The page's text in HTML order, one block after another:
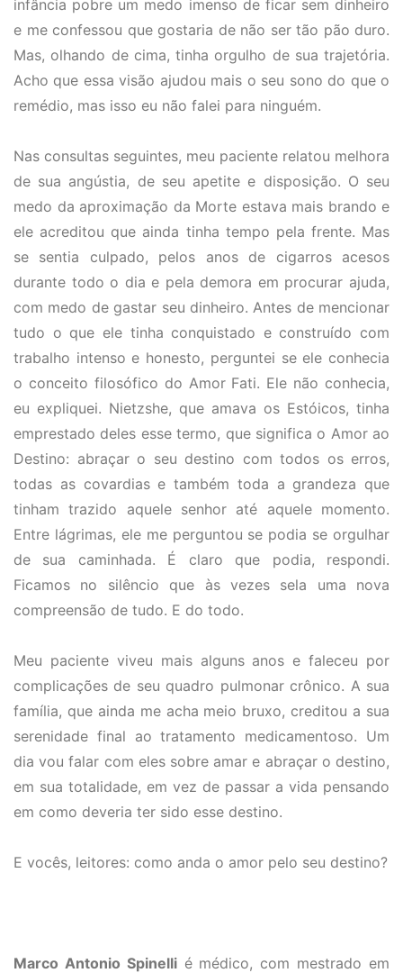
infância pobre um medo imenso de ficar sem dinheiro
e me confessou que gostaria de não ser tão pão duro.
Mas, olhando de cima, tinha orgulho de sua trajetória.
Acho que essa visão ajudou mais o seu sono do que o
remédio, mas isso eu não falei para ninguém.
Nas consultas seguintes, meu paciente relatou melhora
de sua angústia, de seu apetite e disposição. O seu
medo da aproximação da Morte estava mais brando e
ele acreditou que ainda tinha tempo pela frente. Mas
se sentia culpado, pelos anos de cigarros acesos
durante todo o dia e pela demora em procurar ajuda,
com medo de gastar seu dinheiro. Antes de mencionar
tudo o que ele tinha conquistado e construído com
trabalho intenso e honesto, perguntei se ele conhecia
o conceito filosófico do Amor Fati. Ele não conhecia,
eu expliquei. Nietzshe, que amava os Estóicos, tinha
emprestado deles esse termo, que significa o Amor ao
Destino: abraçar o seu destino com todos os erros,
todas as covardias e também toda a grandeza que
tinham trazido aquele senhor até aquele momento.
Entre lágrimas, ele me perguntou se podia se orgulhar
de sua caminhada. É claro que podia, respondi.
Ficamos no silêncio que às vezes sela uma nova
compreensão de tudo. E do todo.
Meu paciente viveu mais alguns anos e faleceu por
complicações de seu quadro pulmonar crônico. A sua
família, que ainda me acha meio bruxo, creditou a sua
serenidade final ao tratamento medicamentoso. Um
dia vou falar com eles sobre amar e abraçar o destino,
em sua totalidade, em vez de passar a vida pensando
em como deveria ter sido esse destino.
E vocês, leitores: como anda o amor pelo seu destino?
Marco Antonio Spinellié médico, com mestrado em